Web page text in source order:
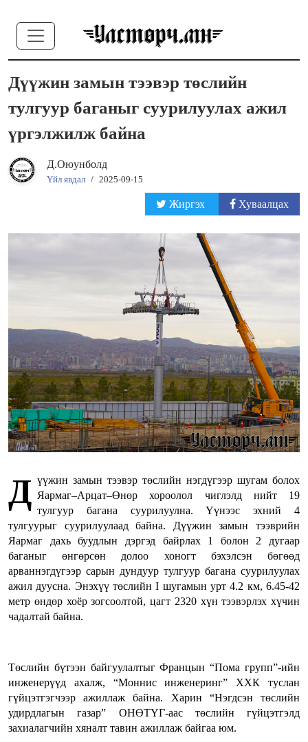
Дүүжин замын тээвэр төслийн
тулгуур баганыг суурилуулах ажил
үргэлжилж байна
Д.Оюунболд
Үйл явдал / 2025-09-15
Жиргэх Хуваалцах
Д үүжин замын тээвэр төслийн нэгдүгээр шугам болох
Яармаг–Арцат–Өнөр хороолол чиглэлд нийт 19
тулгуур багана суурилуулна. Үүнээс эхний 4
тулгуурыг суурилуулаад байна. Дүүжин замын тээврийн
Яармаг дахь буудлын дэргэд байрлах 1 болон 2 дугаар
баганыг өнгөрсөн долоо хоногт бэхэлсэн бөгөөд
арваннэгдүгээр сарын дундуур тулгуур багана суурилуулах
ажил дуусна. Энэхүү төслийн I шугамын урт 4.2 км, 6.45-42
метр өндөр хоёр зогсоолтой, цагт 2320 хүн тээвэрлэх хүчин
чадалтай байна.
Төслийн бүтээн байгуулалтыг Францын “Пома групп”-ийн
инженерүүд ахалж, “Моннис инженеринг” ХХК туслан
гүйцэтгэгчээр ажиллаж байна. Харин “Нэгдсэн төслийн
удирдлагын газар” ОНӨТҮГ-аас төслийн гүйцэтгэлд
захиалагчийн хяналт тавин ажиллаж байгаа юм.